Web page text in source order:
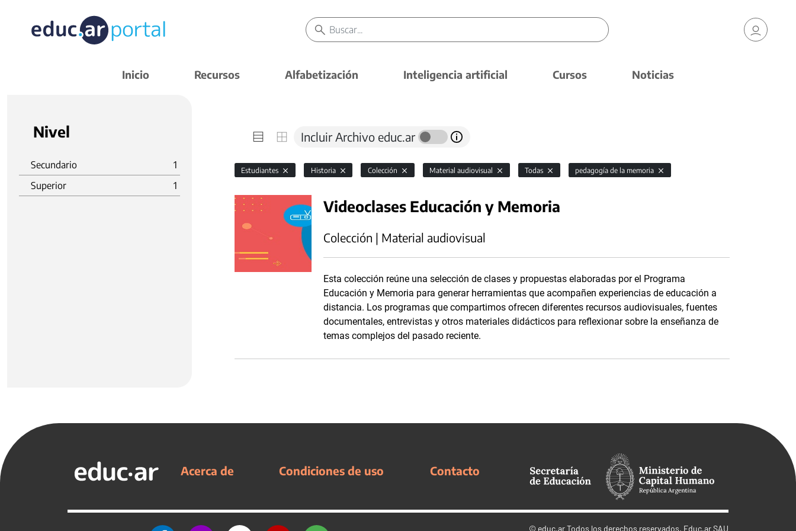
Inicio Recursos Alfabetización Inteligencia artificial Cursos Noticias
Nivel
Secundario
1
Superior
1
Incluir Archivo educ.ar
Estudiantes Historia Colección Material audiovisual Todas pedagogía de la memoria
Videoclases Educación y Memoria
Colección | Material audiovisual
Esta colección reúne una selección de clases y propuestas elaboradas por el Programa
Educación y Memoria para generar herramientas que acompañen experiencias de educación a
distancia. Los programas que compartimos ofrecen diferentes recursos audiovisuales, fuentes
documentales, entrevistas y otros materiales didácticos para reflexionar sobre la enseñanza de
temas complejos del pasado reciente.
Acerca de Condiciones de uso Contacto
© educ.arTodos los derechos reservados. Educ.ar SAU